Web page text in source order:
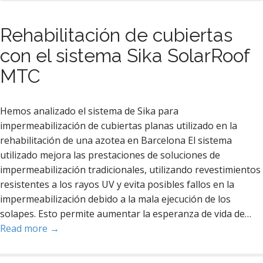
Rehabilitación de cubiertas
con el sistema Sika SolarRoof
MTC
Hemos analizado el sistema de Sika para
impermeabilización de cubiertas planas utilizado en la
rehabilitación de una azotea en Barcelona El sistema
utilizado mejora las prestaciones de soluciones de
impermeabilización tradicionales, utilizando revestimientos
resistentes a los rayos UV y evita posibles fallos en la
impermeabilización debido a la mala ejecución de los
solapes. Esto permite aumentar la esperanza de vida de…
Read more →